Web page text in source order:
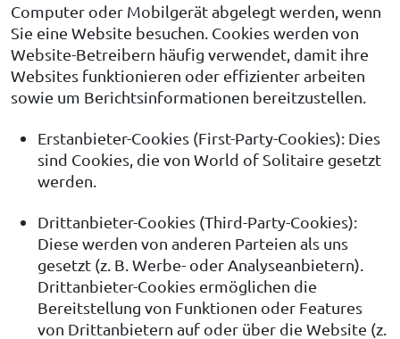
Computer oder Mobilgerät abgelegt werden, wenn
Sie eine Website besuchen. Cookies werden von
Website-Betreibern häufig verwendet, damit ihre
Websites funktionieren oder effizienter arbeiten
sowie um Berichtsinformationen bereitzustellen.
Erstanbieter-Cookies (First-Party-Cookies): Dies
sind Cookies, die von World of Solitaire gesetzt
werden.
Drittanbieter-Cookies (Third-Party-Cookies):
Diese werden von anderen Parteien als uns
gesetzt (z. B. Werbe- oder Analyseanbietern).
Drittanbieter-Cookies ermöglichen die
Bereitstellung von Funktionen oder Features
von Drittanbietern auf oder über die Website (z.